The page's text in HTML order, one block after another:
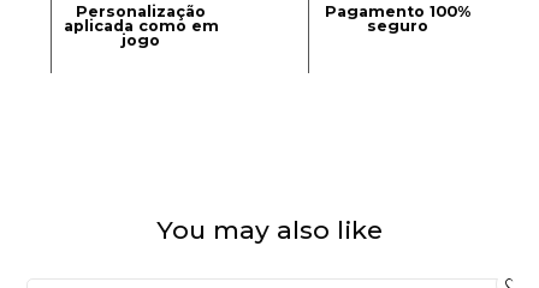
Personalização
aplicada como em
jogo
Pagamento 100%
seguro
You may also like